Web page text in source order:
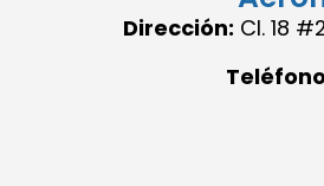
Dirección: Cl. 18